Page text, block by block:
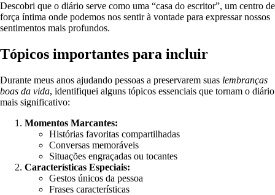
Descobri que o diário serve como uma “casa do escritor”, um centro de
força íntima onde podemos nos sentir à vontade para expressar nossos
sentimentos mais profundos.
Tópicos importantes para incluir
Durante meus anos ajudando pessoas a preservarem suas lembranças
boas da vida, identifiquei alguns tópicos essenciais que tornam o diário
mais significativo:
Momentos Marcantes:
Histórias favoritas compartilhadas
Conversas memoráveis
Situações engraçadas ou tocantes
Características Especiais:
Gestos únicos da pessoa
Frases características